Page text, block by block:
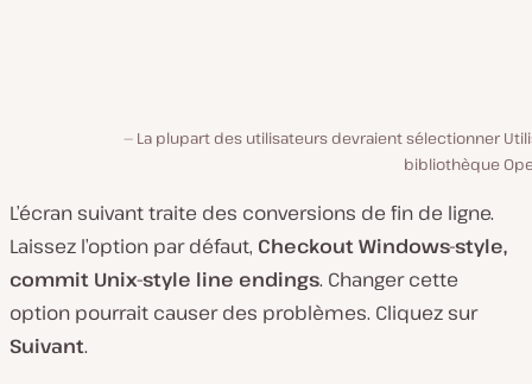
La plupart des utilisateurs devraient sélectionner
bibliothèque
L’écran suivant traite des conversions de fin de ligne.
Laissez l’option par défaut, Checkout Windows-style,
commit Unix-style line endings. Changer cette
option pourrait causer des problèmes. Cliquez sur
Suivant.